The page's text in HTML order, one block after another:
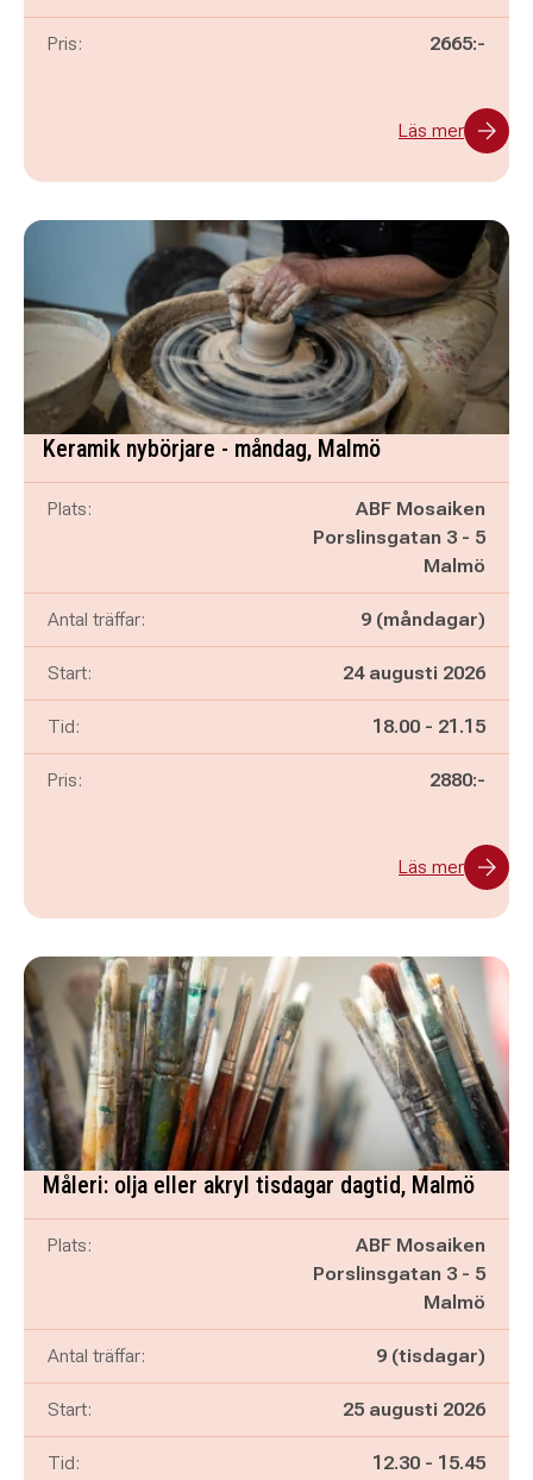
Pris: 2665:-
Läs mer
Keramik nybörjare - måndag, Malmö
Plats:
ABF Mosaiken
Porslinsgatan 3 - 5
Malmö
Antal träffar: 9 (måndagar)
Start: 24 augusti 2026
Tid: Pågår mellan
18.00 - och
21.15
Pris: 2880:-
Läs mer
Måleri: olja eller akryl tisdagar dagtid, Malmö
Plats:
ABF Mosaiken
Porslinsgatan 3 - 5
Malmö
Antal träffar: 9 (tisdagar)
Start: 25 augusti 2026
Tid: Pågår mellan
12.30 - och
15.45